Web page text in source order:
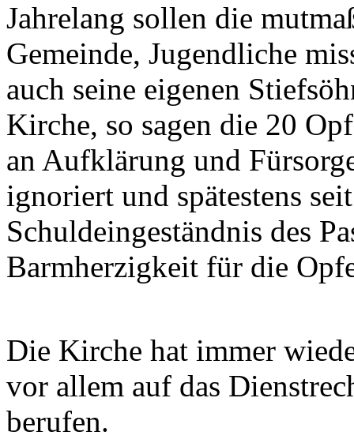
Jahrelang sollen die
Gemeinde, Jugendliche
auch seine eigenen
Kirche, so sagen die 20
an Aufklärung und
ignoriert und spätestens
Schuldeingeständnis des
Barmherzigkeit für die
Die Kirche hat immer
vor allem auf das
berufen.